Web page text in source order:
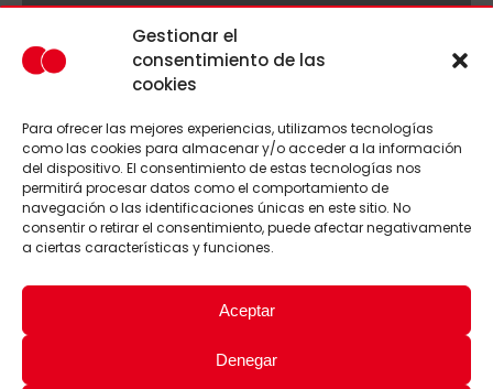
Gestionar el
consentimiento de las
cookies
Para ofrecer las mejores experiencias, utilizamos tecnologías
como las cookies para almacenar y/o acceder a la información
del dispositivo. El consentimiento de estas tecnologías nos
permitirá procesar datos como el comportamiento de
navegación o las identificaciones únicas en este sitio. No
consentir o retirar el consentimiento, puede afectar negativamente
a ciertas características y funciones.
Aceptar
Denegar